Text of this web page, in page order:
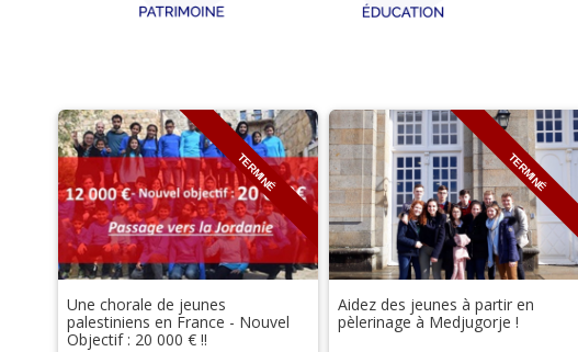
TERMINÉ
Une chorale de jeunes
palestiniens en France - Nouvel
Objectif : 20 000 € !!
TERMINÉ
Aidez des jeunes à partir en
pèlerinage à Medjugorje !